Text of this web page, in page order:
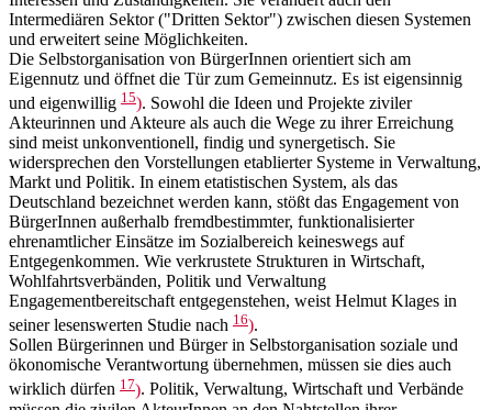
Intermediären Sektor ("Dritten Sektor") zwischen diesen Systemen
und erweitert seine Möglichkeiten.
Die Selbstorganisation von BürgerInnen orientiert sich am
Eigennutz und öffnet die Tür zum Gemeinnutz. Es ist eigensinnig
und eigenwillig 15). Sowohl die Ideen und Projekte ziviler
Akteurinnen und Akteure als auch die Wege zu ihrer Erreichung
sind meist unkonventionell, findig und synergetisch. Sie
widersprechen den Vorstellungen etablierter Systeme in Verwaltung,
Markt und Politik. In einem etatistischen System, als das
Deutschland bezeichnet werden kann, stößt das Engagement von
BürgerInnen außerhalb fremdbestimmter, funktionalisierter
ehrenamtlicher Einsätze im Sozialbereich keineswegs auf
Entgegenkommen. Wie verkrustete Strukturen in Wirtschaft,
Wohlfahrtsverbänden, Politik und Verwaltung
Engagementbereitschaft entgegenstehen, weist Helmut Klages in
seiner lesenswerten Studie nach 16).
Sollen Bürgerinnen und Bürger in Selbstorganisation soziale und
ökonomische Verantwortung übernehmen, müssen sie dies auch
wirklich dürfen 17). Politik, Verwaltung, Wirtschaft und Verbände